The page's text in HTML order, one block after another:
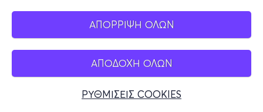
ΑΠΟΡΡΙΨΗ ΟΛΩΝ
ΑΠΟΔΟΧΗ ΟΛΩΝ
ΡΥΘΜΙΣΕΙΣ COOKIES